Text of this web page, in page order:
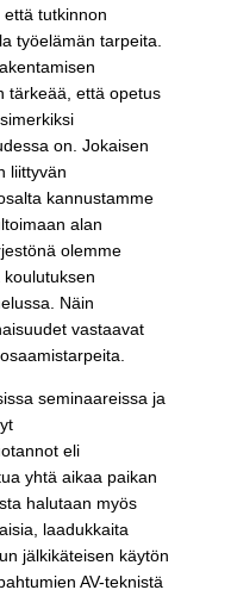
tutkinnon
työelämän tarpeita.
tärkeää, että opetus
on. Jokaisen
liittyvän
kannustamme
alan
olemme
Näin
vastaavat
seminaareissa ja
eli
yhtä aikaa paikan
halutaan myös
laadukkaita
jälkikäteisen käytön
AV-teknistä